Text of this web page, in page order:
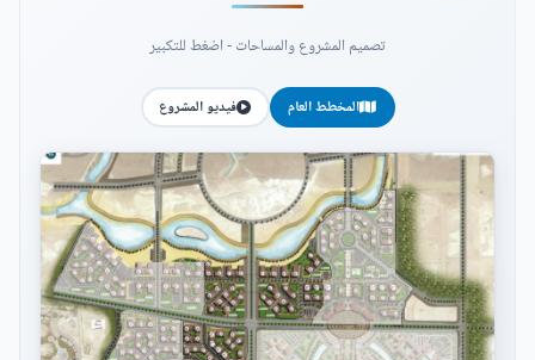
تصميم المشروع والمساحات - اضغط للتكبير
المخطط العام فيديو المشروع